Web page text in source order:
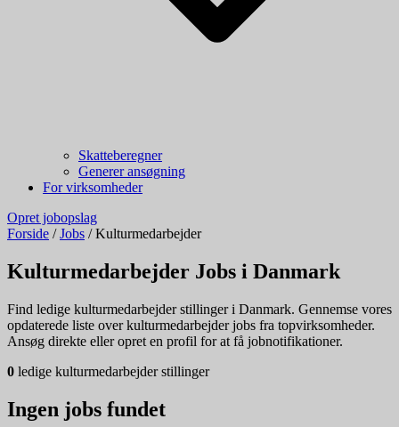
Skatteberegner
Generer ansøgning
For virksomheder
Opret jobopslag
Forside / Jobs / Kulturmedarbejder
Kulturmedarbejder Jobs i Danmark
Find ledige kulturmedarbejder stillinger i Danmark. Gennemse vores
opdaterede liste over kulturmedarbejder jobs fra topvirksomheder.
Ansøg direkte eller opret en profil for at få jobnotifikationer.
0 ledige kulturmedarbejder stillinger
Ingen jobs fundet